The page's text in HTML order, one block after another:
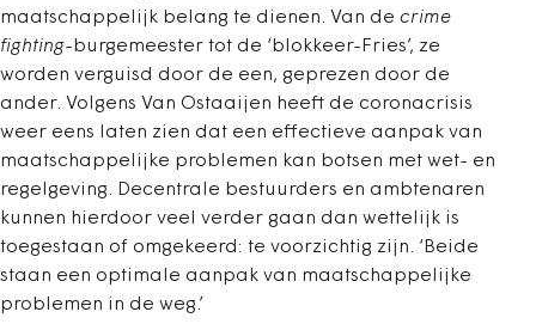
maatschappelijk belang te dienen. Van de crime
fighting-burgemeester tot de ‘blokkeer-Fries’, ze
worden verguisd door de een, geprezen door de
ander. Volgens Van Ostaaijen heeft de coronacrisis
weer eens laten zien dat een effectieve aanpak van
maatschappelijke problemen kan botsen met wet- en
regelgeving. Decentrale bestuurders en ambtenaren
kunnen hierdoor veel verder gaan dan wettelijk is
toegestaan of omgekeerd: te voorzichtig zijn. ‘Beide
staan een optimale aanpak van maatschappelijke
problemen in de weg.’